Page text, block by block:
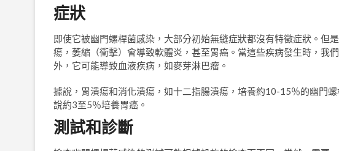
症狀
即使它被幽門螺桿菌感染，大部分初始無縫症狀都沒有特徵症狀。但
瘍，萎縮（衝擊）會導致軟體炎，甚至胃癌。當這些疾病發生時，我
外，它可能導致血液疾病，如麥芽淋巴瘤。
據說，胃潰瘍和消化潰瘍，如十二指腸潰瘍，培養約10-15％的幽門
說約3至5％培養胃癌。
測試和診斷